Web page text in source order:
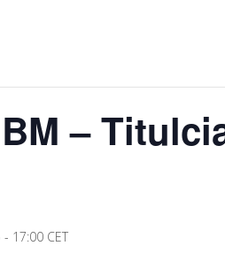
–
- 17:00 CET